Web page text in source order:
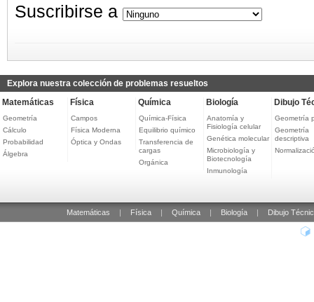
Suscribirse a
Explora nuestra colección de problemas resueltos
Matemáticas
Geometría
Cálculo
Probabilidad
Álgebra
Física
Campos
Física Moderna
Óptica y Ondas
Química
Química-Física
Equilibrio químico
Transferencia de
cargas
Orgánica
Biología
Anatomía y
Fisiología celular
Genética molecular
Microbiología y
Biotecnología
Inmunología
Dibujo
Geometría
Geometría
descriptiva
Matemáticas Física Química Biología Dibujo